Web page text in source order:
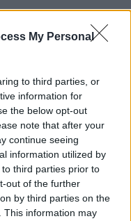
My Personal
to third parties, or
information for
the below opt-out
note that after your
continue seeing
information utilized by
third parties prior to
out of the further
by third parties on the
This information may
επιλογές
μαζί: